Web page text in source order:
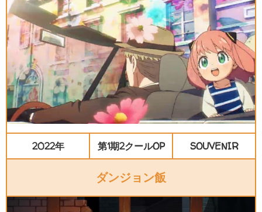
2022年 第1期2クールOP SOUVENIR
ダンジョン飯